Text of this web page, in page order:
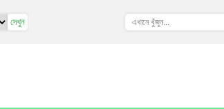
দেখুন